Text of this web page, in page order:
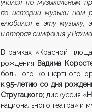
учился по музыкальным
по истории музыки нам
влюбился в эту музыку,
и вторая симфония у
В рамках «Красной
рождения Вадима
большого концертного
к 95-летию со дня
Стругацкого; дискуссия «
национального театра» и